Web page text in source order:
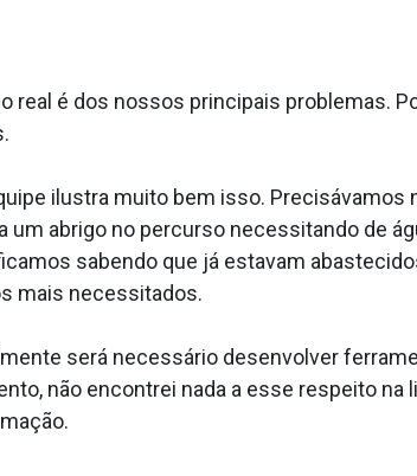
é dos nossos principais problemas.
ilustra muito bem isso. Precisávamos
um abrigo no percurso necessitando de
sabendo que já estavam
mais necessitados.
será necessário desenvolver
não encontrei nada a esse respeito na